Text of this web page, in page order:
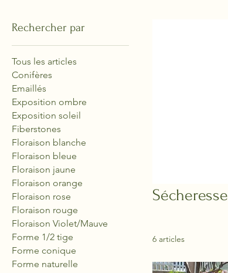
Rechercher par
Tous les articles
Conifères
Emaillés
Exposition ombre
Exposition soleil
Fiberstones
Floraison blanche
Floraison bleue
Floraison jaune
Floraison orange
Floraison rose
Floraison rouge
Floraison Violet/Mauve
Forme 1/2 tige
Forme conique
Forme naturelle
Sécheresse
6 articles